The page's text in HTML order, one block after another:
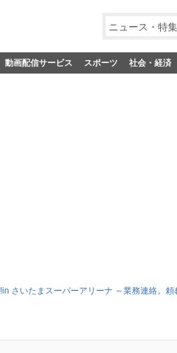
ニュース・特集
動画配信サービス スポーツ 社会・経済
さいたまスーパーアリーナ ～業務連絡。